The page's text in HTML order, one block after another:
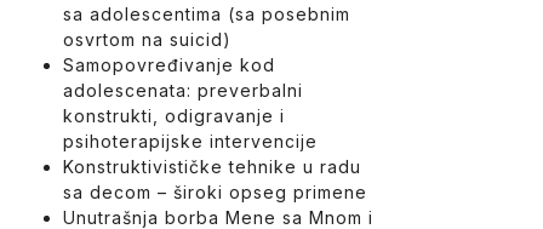
sa adolescentima (sa posebnim
osvrtom na suicid)
Samopovređivanje kod
adolescenata: preverbalni
konstrukti, odigravanje i
psihoterapijske intervencije
Konstruktivističke tehnike u radu
sa decom – široki opseg primene
Unutrašnja borba Mene sa Mnom i